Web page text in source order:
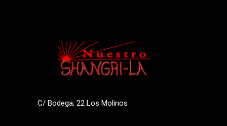
C/ Bodega, 22 Los Molinos